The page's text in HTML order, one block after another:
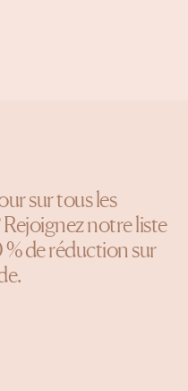
sur tous les
notre liste
de réduction sur